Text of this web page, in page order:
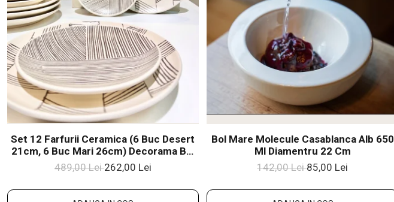
Set 12 Farfurii Ceramica (6 Buc Desert
21cm, 6 Buc Mari 26cm) Decorama Bej
Deschis Cu Pensulare Manuala Linii
489,00 Lei262,00 Lei
Bol Mare Molecule Casablanca Alb 650
Ml Diamentru 22 Cm
142,00 Lei85,00 Lei